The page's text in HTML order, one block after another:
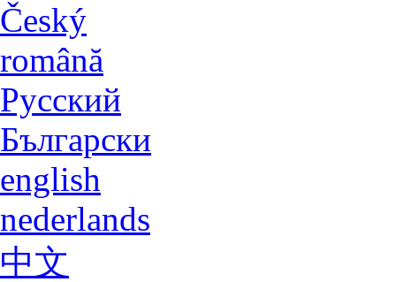
Český
română
Русский
Български
english
nederlands
中文